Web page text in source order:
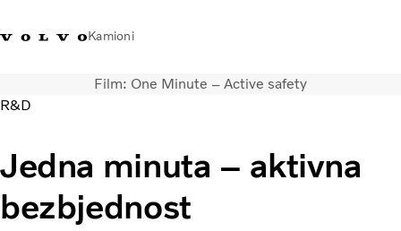
Kamioni
Volvo Trucks Bosna i
Hercegovina - Kontakti
Prodavaonica Volvo Trucks
Prijava
Transportna rješenja
Kampanje
Film: One Minute – Active safety
R&D
Jedna minuta – aktivna
bezbjednost